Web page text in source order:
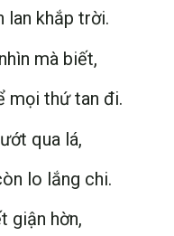
lan khắp trời.
mà biết,
mọi thứ tan đi.
qua lá,
lo lắng chi.
giận hờn,